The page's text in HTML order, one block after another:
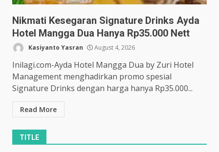
Nikmati Kesegaran Signature Drinks Ayda
Hotel Mangga Dua Hanya Rp35.000 Nett
Kasiyanto Yasran August 4, 2026
Inilagi.com-Ayda Hotel Mangga Dua by Zuri Hotel
Management menghadirkan promo spesial
Signature Drinks dengan harga hanya Rp35.000...
Read More
TITLE